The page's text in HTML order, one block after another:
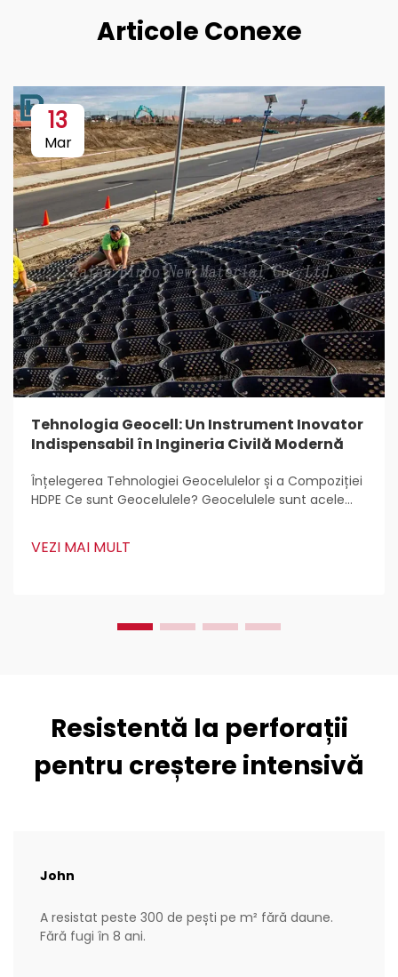
Articole Conexe
13
Mar
Tehnologia Geocell: Un Instrument Inovator
Indispensabil în Ingineria Civilă Modernă
Înțelegerea Tehnologiei Geocelulelor și a Compoziției
HDPE Ce sunt Geocelulele? Geocelulele sunt acele
lucrări de construcții. Inginerii civili le adoră
VEZI MAI MULT
Resistentă la perforații
pentru creștere intensivă
John
A resistat peste 300 de pești pe m² fără daune.
Fără fugi în 8 ani.